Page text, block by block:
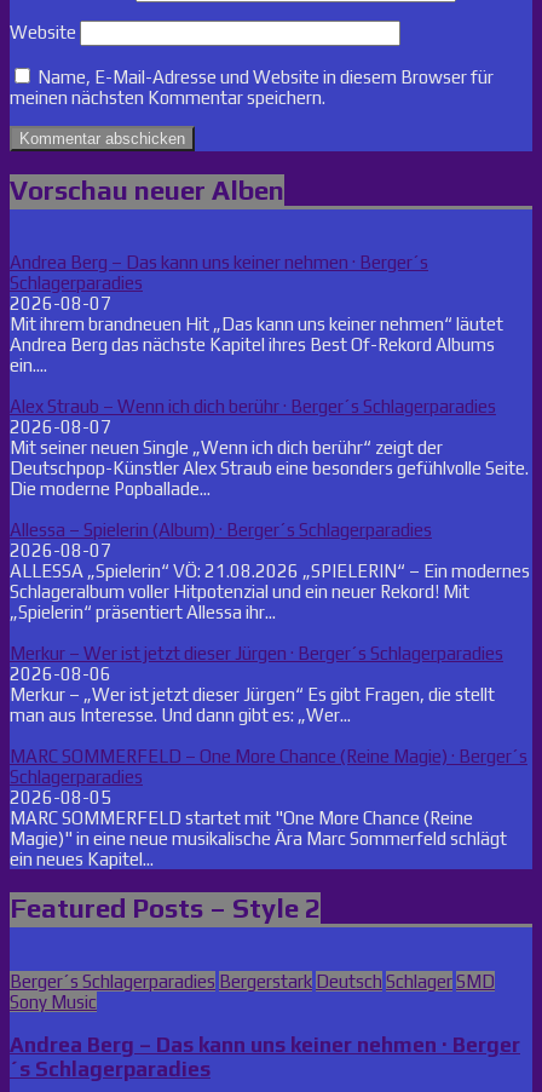
Website
Name, E-Mail-Adresse und Website in diesem Browser für
meinen nächsten Kommentar speichern.
Vorschau neuer Alben
Andrea Berg – Das kann uns keiner nehmen · Berger´s
Schlagerparadies
2026-08-07
Mit ihrem brandneuen Hit „Das kann uns keiner nehmen“ läutet
Andrea Berg das nächste Kapitel ihres Best Of-Rekord Albums
ein....
Alex Straub – Wenn ich dich berühr · Berger´s Schlagerparadies
2026-08-07
Mit seiner neuen Single „Wenn ich dich berühr“ zeigt der
Deutschpop-Künstler Alex Straub eine besonders gefühlvolle Seite.
Die moderne Popballade...
Allessa – Spielerin (Album) · Berger´s Schlagerparadies
2026-08-07
ALLESSA „Spielerin“ VÖ: 21.08.2026 „SPIELERIN“ – Ein modernes
Schlageralbum voller Hitpotenzial und ein neuer Rekord! Mit
„Spielerin“ präsentiert Allessa ihr...
Merkur – Wer ist jetzt dieser Jürgen · Berger´s Schlagerparadies
2026-08-06
Merkur – „Wer ist jetzt dieser Jürgen“ Es gibt Fragen, die stellt
man aus Interesse. Und dann gibt es: „Wer...
MARC SOMMERFELD – One More Chance (Reine Magie) · Berger´s
Schlagerparadies
2026-08-05
MARC SOMMERFELD startet mit "One More Chance (Reine
Magie)" in eine neue musikalische Ära Marc Sommerfeld schlägt
ein neues Kapitel...
Featured Posts – Style 2
Posted
in
Berger´s Schlagerparadies Bergerstark Deutsch SchlagerSMD
Sony Music
Andrea Berg – Das kann uns keiner nehmen · Berger
´s Schlagerparadies